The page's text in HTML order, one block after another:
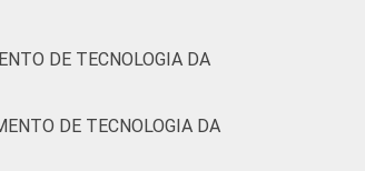
sobre o uso das
DE TECNOLOGIA DA
DE TECNOLOGIA DA